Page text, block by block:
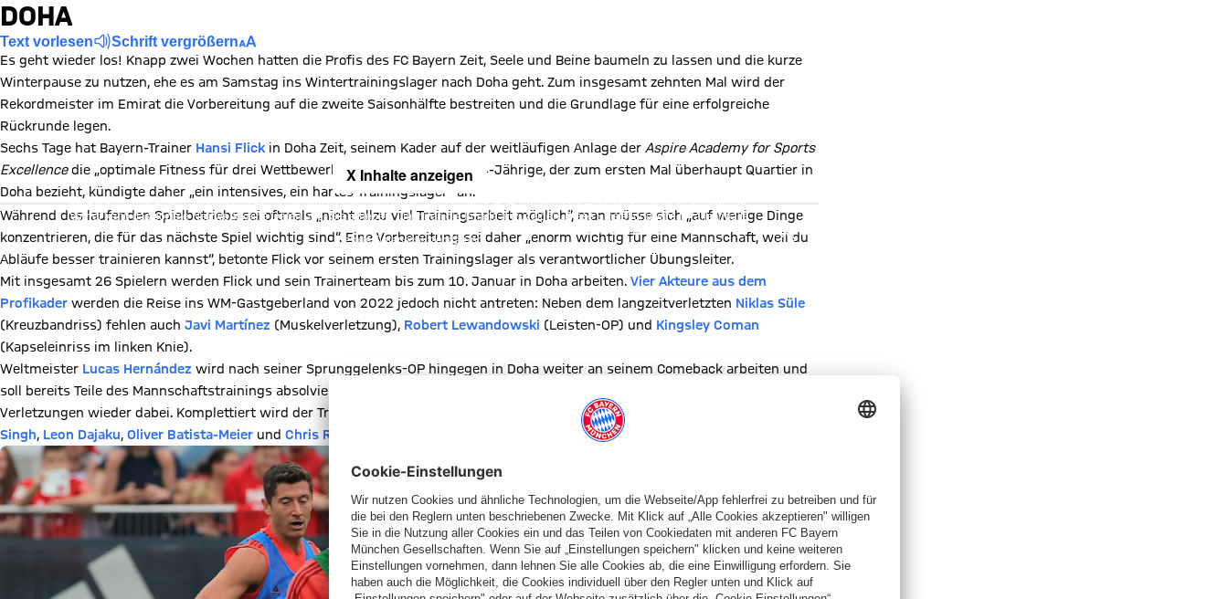
DOHA
Text vorlesen Schrift vergrößern
Es geht wieder los! Knapp zwei Wochen hatten die Profis des FC Bayern Zeit, Seele und Beine baumeln zu lassen und die kurze
Winterpause zu nutzen, ehe es am Samstag ins Wintertrainingslager nach Doha geht. Zum insgesamt zehnten Mal wird der
Rekordmeister im Emirat die Vorbereitung auf die zweite Saisonhälfte bestreiten und die Grundlage für eine erfolgreiche
Rückrunde legen.
Sechs Tage hat Bayern-Trainer Hansi Flick in Doha Zeit, seinem Kader auf der weitläufigen Anlage der Aspire Academy for Sports
Excellencedie „optimale Fitness für drei Wettbewerbe“ zu verpassen. Der 54-Jährige, der zum ersten Mal überhaupt Quartier in
Doha bezieht, kündigte daher „ein intensives, ein hartes Trainingslager“ an.
X Inhalte anzeigen
Mit Klick auf den Button ermöglichen Sie es diesem sozialen Netzwerk, Ihre Daten (z. B. IP-Adresse) mit Hilfe von Cookies zu verarbeiten.
Vorher kann das soziale Netzwerk keine Daten über Sie erheben, um Ihnen die Inhalte anzuzeigen. Diese Einstellung wird für alle Inhalte
des sozialen Netzwerks auf unserer Website gespeichert und Sie können dies jederzeit in der Cookie-Einwilligungslösung
Details: Datenschutzerklärung
Während des laufenden Spielbetriebs sei oftmals „nicht allzu viel Trainingsarbeit möglich“, man müsse sich „auf wenige Dinge
konzentrieren, die für das nächste Spiel wichtig sind“. Eine Vorbereitung sei daher „enorm wichtig für eine Mannschaft, weil du
Abläufe besser trainieren kannst“, betonte Flick vor seinem ersten Trainingslager als verantwortlicher Übungsleiter.
Mit insgesamt 26 Spielern werden Flick und sein Trainerteam bis zum 10. Januar in Doha arbeiten. Vier Akteure aus dem
Profikader werden die Reise ins WM-Gastgeberland von 2022 jedoch nicht antreten: Neben dem langzeitverletzten Niklas Süle
(Kreuzbandriss) fehlen auch Javi Martínez (Muskelverletzung), Robert Lewandowski (Leisten-OP) und Kingsley Coman
(Kapseleinriss im linken Knie).
Weltmeister Lucas Hernández wird nach seiner Sprunggelenks-OP hingegen in Doha weiter an seinem Comeback arbeiten und
soll bereits Teile des Mannschaftstrainings absolvieren. Zudem sind auch
Verletzungen wieder dabei. Komplettiert wird der Trainingskader durch sechs Nachwuchsspieler:Joshua Zirkzee
Singh, Leon Dajaku, Oliver Batista-Meier und Chris Richards -Talent